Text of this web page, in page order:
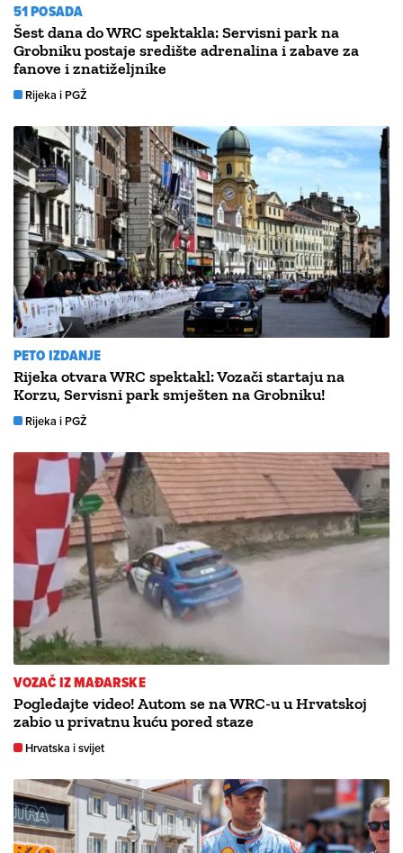
51 POSADA
Šest dana do WRC spektakla: Servisni park na
Grobniku postaje središte adrenalina i zabave za
fanove i znatiželjnike
Rijeka i PGŽ
PETO IZDANJE
Rijeka otvara WRC spektakl: Vozači startaju na
Korzu, Servisni park smješten na Grobniku!
Rijeka i PGŽ
VOZAČ IZ MAĐARSKE
Pogledajte video! Autom se na WRC-u u Hrvatskoj
zabio u privatnu kuću pored staze
Hrvatska i svijet